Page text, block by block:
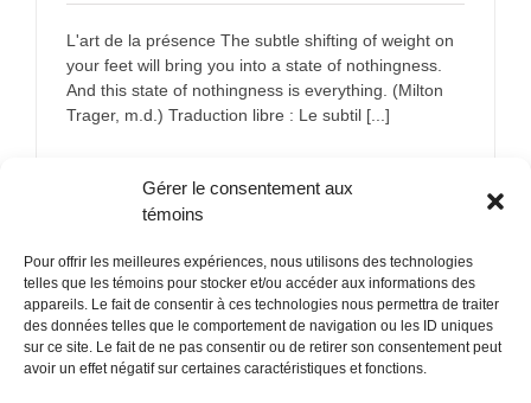
Gérer le consentement aux
témoins
Pour offrir les meilleures expériences, nous utilisons des technologies
telles que les témoins pour stocker et/ou accéder aux informations des
appareils. Le fait de consentir à ces technologies nous permettra de traiter
des données telles que le comportement de navigation ou les ID uniques
sur ce site. Le fait de ne pas consentir ou de retirer son consentement peut
avoir un effet négatif sur certaines caractéristiques et fonctions.
L'art de la présence The subtle shifting of weight on
your feet will bring you into a state of nothingness.
And this state of nothingness is everything. (Milton
Trager, m.d.) Traduction libre : Le subtil [...]
POLITIQUE CONFIDENTIALITÉES